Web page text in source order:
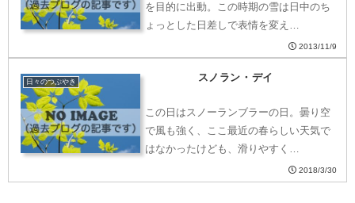
を目的に出動。この時期の雪は日中のち
ょっとした日差しで表情を変え…
2013/11/9
日々のつぶやき スノラン・デイ
この日はスノーランブラーの日。曇り空
で風も強く、ここ最近の春らしい天気で
はなかったけども、滑りやすく…
2018/3/30